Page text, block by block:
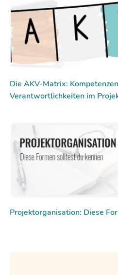
Die AKV-Matrix:
Verantwortlichkeiten im
Projektorganisation: Diese